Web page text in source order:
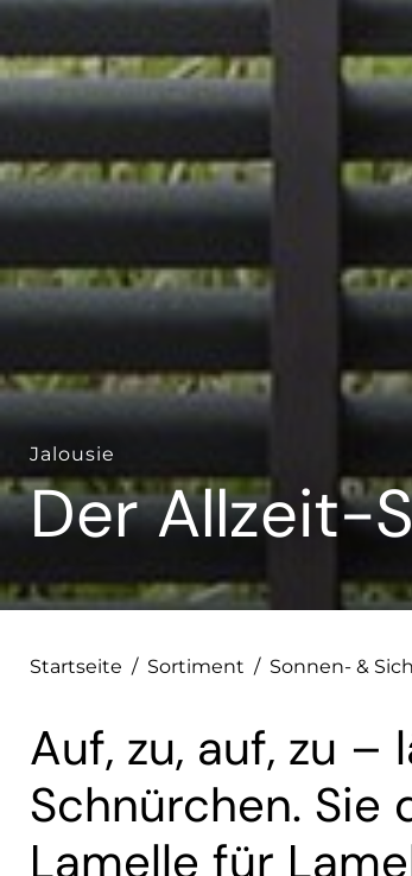
Jalousie
Der Allzeit-
Startseite / Sortiment / Sonnen- &
Auf, zu, auf, zu
Schnürchen. Sie
Lamelle für